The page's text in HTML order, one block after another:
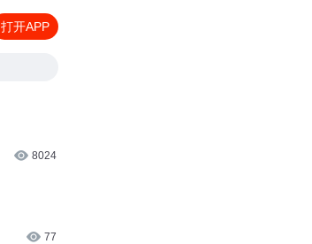
打开APP
8024
77